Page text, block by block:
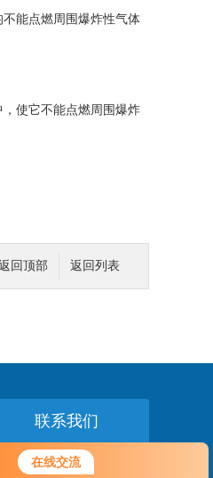
在线交流
能点燃周围爆炸性气体
使它不能点燃周围爆炸
返回列表
回顶部
联系我们
24小时热线：